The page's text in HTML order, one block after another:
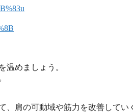
温めましょう。
、肩の可動域や筋力を改善してい